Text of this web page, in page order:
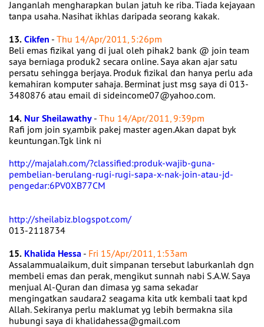
Janganlah mengharapkan bulan jatuh ke riba. Tiada kejayaan
tanpa usaha. Nasihat ikhlas daripada seorang kakak.
13.Cikfen - Thu 14/Apr/2011, 5:26pm
Beli emas fizikal yang di jual oleh pihak2 bank @ join team
saya berniaga produk2 secara online. Saya akan ajar satu
persatu sehingga berjaya. Produk fizikal dan hanya perlu ada
kemahiran komputer sahaja. Berminat just msg saya di 013-
3480876 atau email di sideincome07@yahoo.com.
14. Nur Sheilawathy - Thu 14/Apr/2011, 9:39pm
Rafi jom join sy,ambik pakej master agen.Akan dapat byk
keuntungan.Tgk link ni
http://majalah.com/?classified:produk-wajib-guna-
pembelian-berulang-rugi-rugi-sapa-x-nak-join-atau-jd-
pengedar:6PV0XB77CM
http://sheilabiz.blogspot.com/
013-2118734
15. Khalida Hessa - Fri 15/Apr/2011, 1:53am
Assalammualaikum, duit simpanan tersebut laburkanlah dgn
membeli emas dan perak, mengikut sunnah nabi S.A.W. Saya
menjual Al-Quran dan dimasa yg sama sekadar
mengingatkan saudara2 seagama kita utk kembali taat kpd
Allah. Sekiranya perlu maklumat yg lebih bermakna sila
hubungi saya di khalidahessa@gmail.com